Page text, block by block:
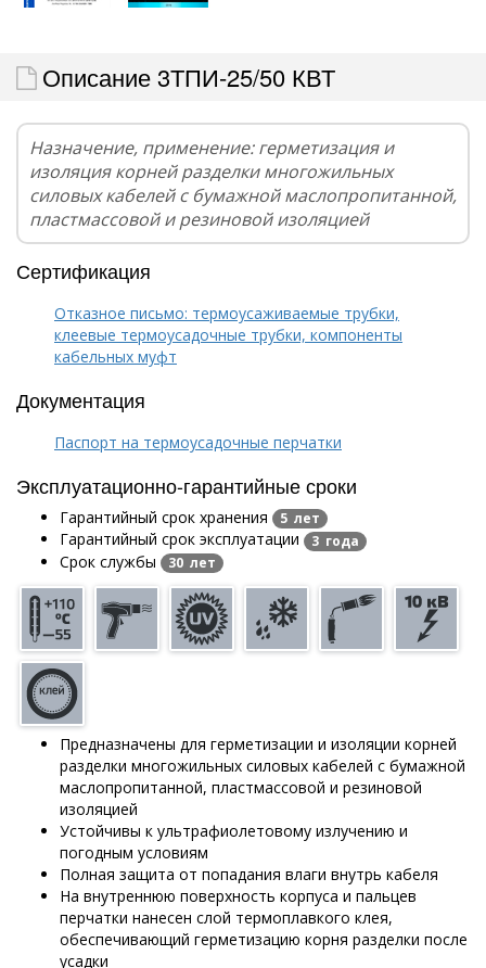
Описание 3ТПИ-25/50 КВТ
Назначение, применение: герметизация и
изоляция корней разделки многожильных
силовых кабелей с бумажной маслопропитанной,
пластмассовой и резиновой изоляцией
Сертификация
Отказное письмо: термоусаживаемые трубки,
клеевые термоусадочные трубки, компоненты
кабельных муфт
Документация
Паспорт на термоусадочные перчатки
Эксплуатационно-гарантийные сроки
Гарантийный срок хранения 5 лет
Гарантийный срок эксплуатации 3 года
Срок службы 30 лет
Предназначены для герметизации и изоляции корней
разделки многожильных силовых кабелей с бумажной
маслопропитанной, пластмассовой и резиновой
изоляцией
Устойчивы к ультрафиолетовому излучению и
погодным условиям
Полная защита от попадания влаги внутрь кабеля
На внутреннюю поверхность корпуса и пальцев
перчатки нанесен слой термоплавкого клея,
обеспечивающий герметизацию корня разделки после
усадки